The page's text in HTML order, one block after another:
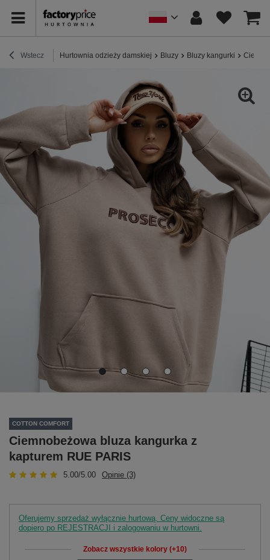
Wstecz Hurtownia odzieży damskiej Bluzy Bluzy kangurki
COTTON COMFORT
Ciemnobeżowa bluza kangurka z
kapturem RUE PARIS
5.00/5.00 Opinie (3)
Oferujemy sprzedaż wyłącznie hurtową. Ceny widoczne są
dopiero po REJESTRACJI i zalogowaniu w hurtowni.
Zobacz wszystkie kolory (+10)